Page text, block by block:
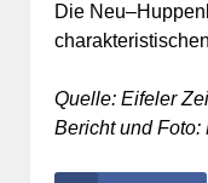
Die
Quelle: Eifeler
Bericht und Foto: